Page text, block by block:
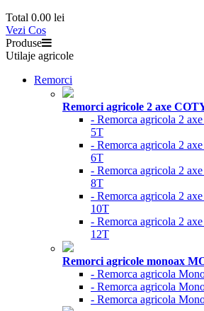
Total 0.00 lei
Vezi Cos
Produse
Utilaje agricole
Remorci
Remorci agricole 2 axe
- Remorca agricola 2
5T
- Remorca agricola 2
6T
- Remorca agricola 2
8T
- Remorca agricola 2
10T
- Remorca agricola 2
12T
Remorci agricole monoax
- Remorca agricola
- Remorca agricola
- Remorca agricola